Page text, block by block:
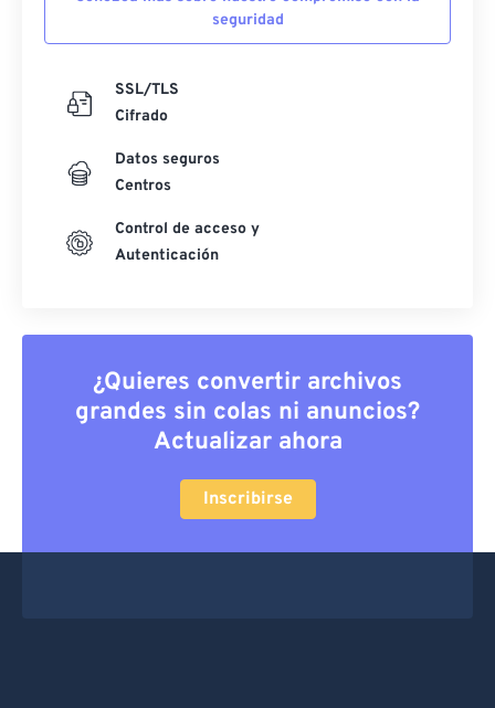
seguridad
SSL/TLS
Cifrado
Datos seguros
Centros
Control de acceso y
Autenticación
¿Quieres convertir archivos
grandes sin colas ni anuncios?
Actualizar ahora
Inscribirse